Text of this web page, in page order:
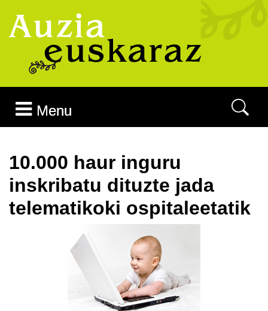
Menu
10.000 haur inguru
inskribatu dituzte jada
telematikoki ospitaleetatik